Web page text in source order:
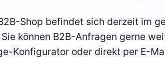
Shop befindet sich derzeit im
können B2B-Anfragen gerne
Konfigurator oder direkt per E-